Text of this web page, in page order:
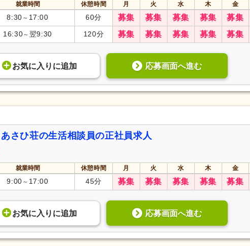
就業時間 休憩時間 月 火 水 木 金
8:30 ～ 17:00 60分 募集 募集 募集 募集 募集
16:30～ 翌9:30 120分 募集 募集 募集 募集 募集
お気に入り に追加 応募画面へ進む
さひ荘の生活相談員の正社員求人
就業時間 休憩時間 月 火 水 木 金
9:00 ～ 17:00 45分 募集 募集 募集 募集 募集
お気に入り に追加 応募画面へ進む